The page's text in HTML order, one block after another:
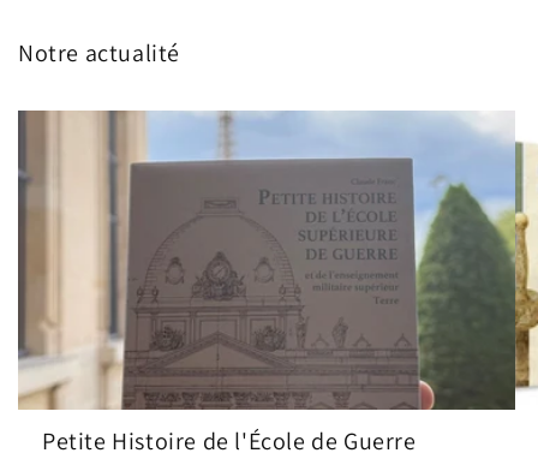
Notre actualité
Petite Histoire de l'École de Guerre